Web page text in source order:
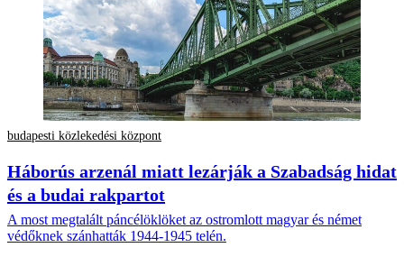
budapesti közlekedési központ
Háborús arzenál miatt lezárják a Szabadság hidat
és a budai rakpartot
A most megtalált páncélöklöket az ostromlott magyar és német
védőknek szánhatták 1944-1945 telén.